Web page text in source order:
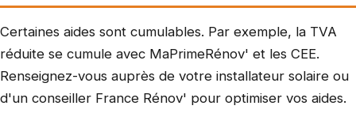
Certaines aides sont cumulables. Par exemple, la TVA
réduite se cumule avec MaPrimeRénov' et les CEE.
Renseignez-vous auprès de votre installateur solaire ou
d'un conseiller France Rénov' pour optimiser vos aides.